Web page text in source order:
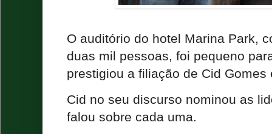
O auditório do hotel Marina Park,
duas mil pessoas, foi pequeno
prestigiou a filiação de Cid
Cid no seu discurso nominou as
falou sobre cada uma.